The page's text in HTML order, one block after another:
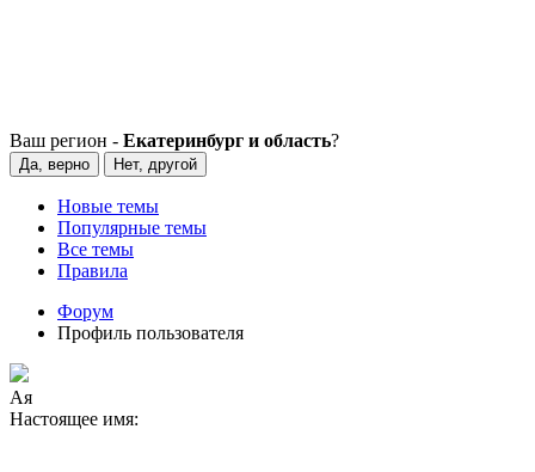
Ваш регион - Екатеринбург и область?
Да, верно Нет, другой
Новые темы
Популярные темы
Все темы
Правила
Форум
Профиль пользователя
Ая
Настоящее имя: